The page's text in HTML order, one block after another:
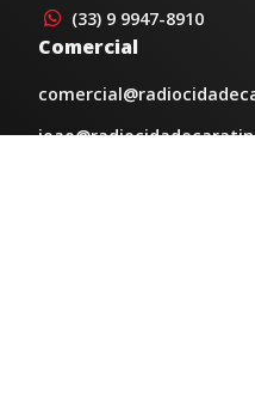
(33) 9 9947-8910
Comercial